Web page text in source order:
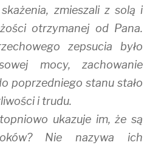
zmieszali z solą i
otrzymanej od Pana.
zepsucia było
mocy, zachowanie
poprzedniego stanu stało
i trudu.
ukazuje im, że są
Nie nazywa ich